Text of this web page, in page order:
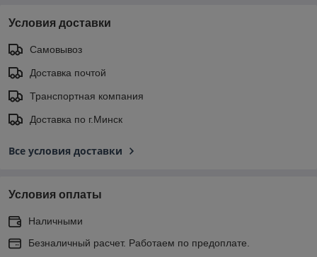
Условия доставки
Самовывоз
Доставка почтой
Транспортная компания
Доставка по г.Минск
Все условия доставки
Условия оплаты
Наличными
Безналичный расчет. Работаем по предоплате.